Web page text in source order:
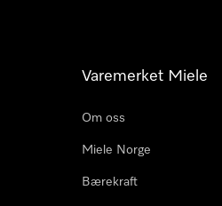
Varemerket Miele
Om oss
Miele Norge
Bærekraft